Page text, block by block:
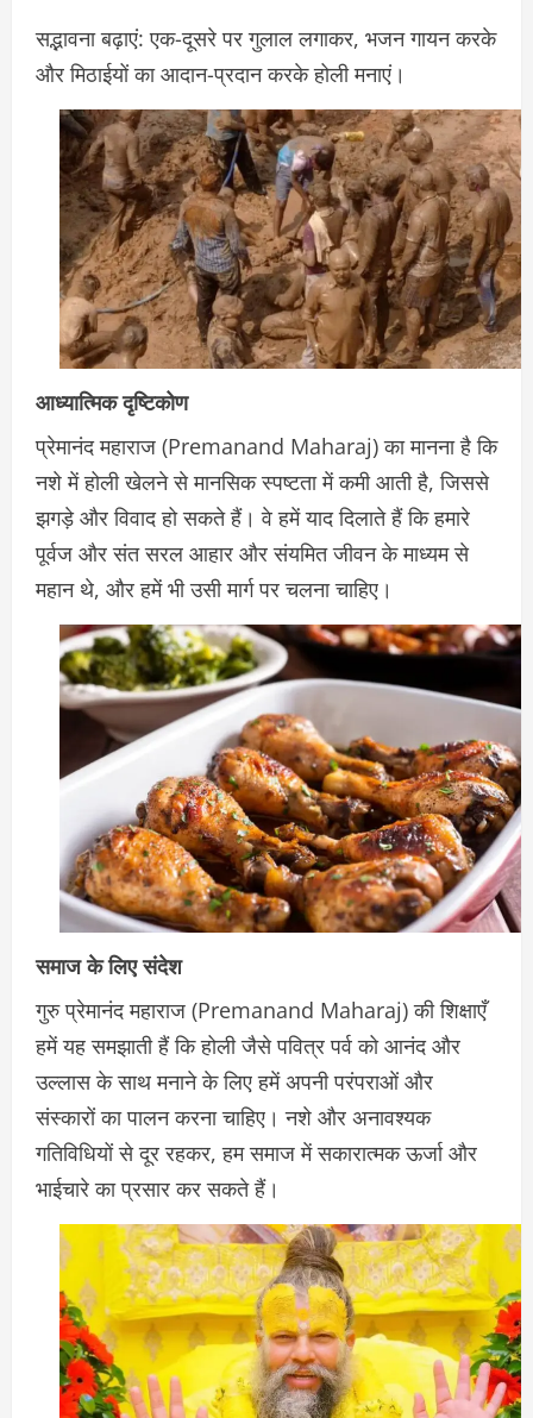
सद्भावना बढ़ाएं: एक-दूसरे पर गुलाल लगाकर, भजन गायन करके
और मिठाईयों का आदान-प्रदान करके होली मनाएं।
आध्यात्मिक दृष्टिकोण
प्रेमानंद महाराज (Premanand Maharaj) का मानना है कि
नशे में होली खेलने से मानसिक स्पष्टता में कमी आती है, जिससे
झगड़े और विवाद हो सकते हैं। वे हमें याद दिलाते हैं कि हमारे
पूर्वज और संत सरल आहार और संयमित जीवन के माध्यम से
महान थे, और हमें भी उसी मार्ग पर चलना चाहिए।
समाज के लिए संदेश
गुरु प्रेमानंद महाराज (Premanand Maharaj) की शिक्षाएँ
हमें यह समझाती हैं कि होली जैसे पवित्र पर्व को आनंद और
उल्लास के साथ मनाने के लिए हमें अपनी परंपराओं और
संस्कारों का पालन करना चाहिए। नशे और अनावश्यक
गतिविधियों से दूर रहकर, हम समाज में सकारात्मक ऊर्जा और
भाईचारे का प्रसार कर सकते हैं।